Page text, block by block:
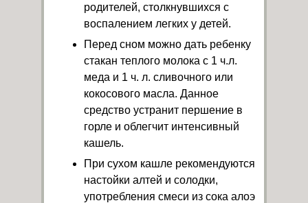
родителей, столкнувшихся с
воспалением легких у детей.
Перед сном можно дать ребенку
стакан теплого молока с 1 ч.л.
меда и 1 ч. л. сливочного или
кокосового масла. Данное
средство устранит першение в
горле и облегчит интенсивный
кашель.
При сухом кашле рекомендуются
настойки алтей и солодки,
употребления смеси из сока алоэ